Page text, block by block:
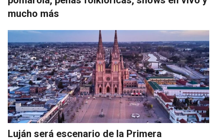
mucho más
Luján será escenario de la Primera